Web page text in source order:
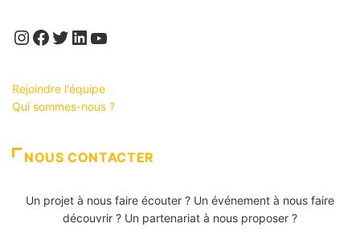
Instagram
Facebook
Twitter
LinkedIn
YouTube
Rejoindre l'équipe
Qui sommes-nous ?
NOUS CONTACTER
Un projet à nous faire écouter ? Un événement à nous faire
découvrir ? Un partenariat à nous proposer ?